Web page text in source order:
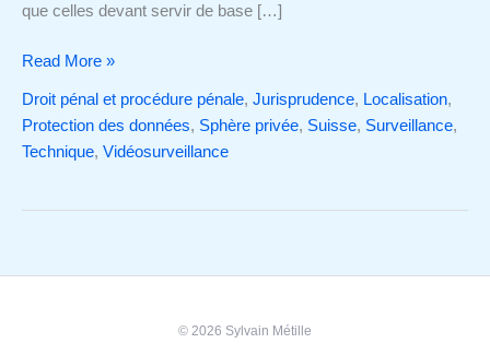
que celles devant servir de base […]
Read More »
Droit pénal et procédure pénale, Jurisprudence, Localisation,
Protection des données, Sphère privée, Suisse, Surveillance,
Technique, Vidéosurveillance
© 2026 Sylvain Métille